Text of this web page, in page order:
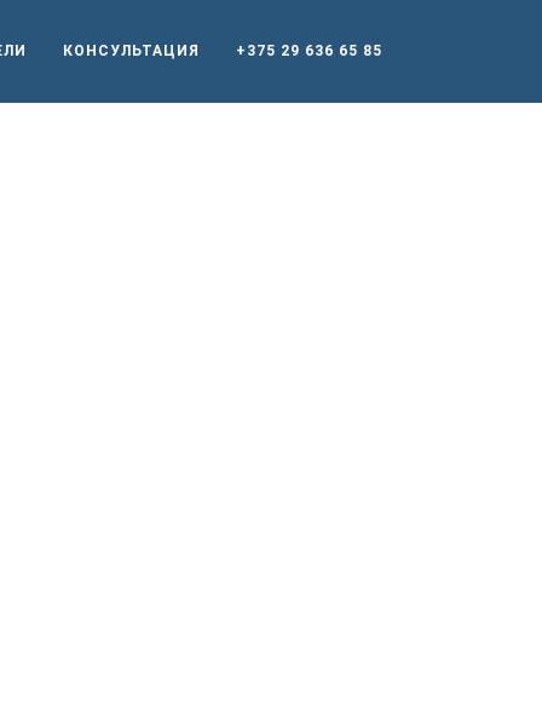
КОНСУЛЬТАЦИЯ +375 29 636 65 85